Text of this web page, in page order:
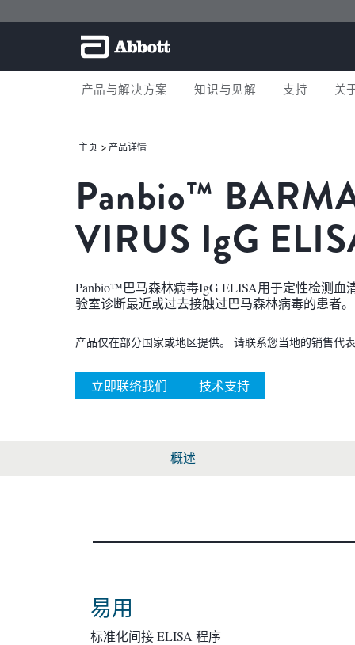
产品与解决方案 知识与见解 支持 关
主页 产品详情
Panbio™
VIRUS IgG
Panbio™巴马森林病毒IgG ELISA用于定性检测血
验室诊断最近或过去接触过巴马森林病毒的患者。
产品仅在部分国家或地区提供。 请联系您当地的销售代
立即联络我们 技术支持
概述
易用
标准化间接 ELISA 程序